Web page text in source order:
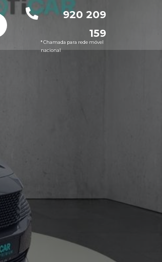
920 209
159
* Chamada para rede móvel
nacional